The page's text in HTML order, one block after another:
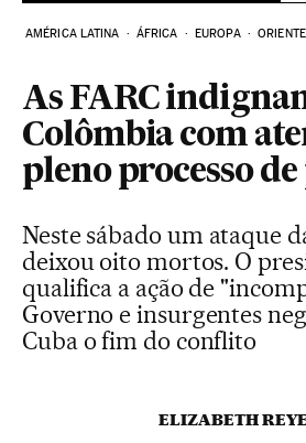
AMÉRICA LATINA ÁFRICA EUROPA
As FARC
Colômbia com
pleno processo de
Neste sábado um ataque
deixou oito mortos. O
qualifica a ação de
Governo e insurgentes
Cuba o fim do conflito
ELIZABETH